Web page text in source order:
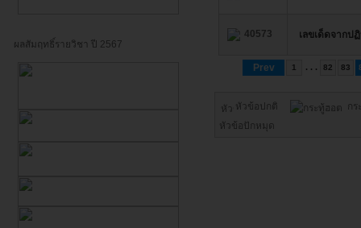
ผลสัมฤทธิ์รายวิชา ปี 2567
40573 เลขเด็ดจากป
Prev 1 . . . 82 83
หัวข้อปกติ
ก
หัวข้อปักหมุด